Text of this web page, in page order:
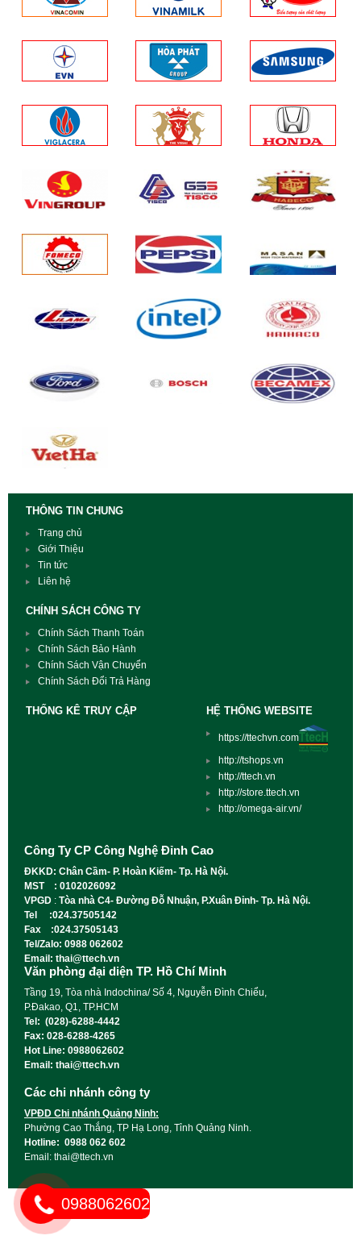
THÔNG TIN CHUNG
Trang chủ
Giới Thiệu
Tin tức
Liên hệ
CHÍNH SÁCH CÔNG TY
Chính Sách Thanh Toán
Chính Sách Bảo Hành
Chính Sách Vận Chuyển
Chính Sách Đổi Trả Hàng
THỐNG KÊ TRUY CẬP HỆ THỐNG WEBSITE
https://ttechvn.com
http://tshops.vn
http://ttech.vn
http://store.ttech.vn
http://omega-air.vn/
Công Ty CP Công Nghệ Đỉnh Cao
ĐKKD: Chân Cầm- P. Hoàn Kiếm- Tp. Hà Nội.
MST : 0102026092
VPGD : Tòa nhà C4- Đường Đỗ Nhuận, P.Xuân Đỉnh- Tp. Hà Nội.
Tel :024.37505142
Fax :024.37505143
Tel/Zalo: 0988 062602
Email: thai@ttech.vn
Văn phòng đại diện TP. Hồ Chí Minh
Tầng 19, Tòa nhà Indochina/ Số 4, Nguyễn Đình Chiểu,
P.Đakao, Q1, TP.HCM
Tel: (028)-6288-4442
Fax: 028-6288-4265
Hot Line: 0988062602
Email: thai@ttech.vn
Các chi nhánh công ty
VPĐD Chi nhánh Quảng Ninh:
Phường Cao Thắng, TP Hạ Long, Tỉnh Quảng Ninh.
Hotline: 0988 062 602
Email: thai@ttech.vn
0988062602